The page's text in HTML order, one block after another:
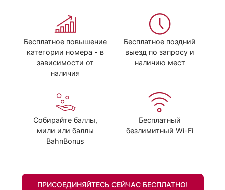
Бесплатное повышение
категории номера - в
зависимости от
наличия
Бесплатное поздний
выезд по запросу и
наличию мест
Собирайте баллы,
мили или баллы
BahnBonus
Бесплатный
безлимитный Wi-Fi
ПРИСОЕДИНЯЙТЕСЬ СЕЙЧАС БЕСПЛАТНО!